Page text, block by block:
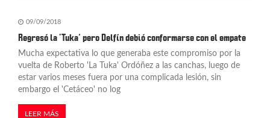
09/09/2018
Regresó la ‘Tuka’ pero Delfín debió conformarse con el empate
Mucha expectativa lo que generaba este compromiso por la
vuelta de Roberto 'La Tuka' Ordóñez a las canchas, luego de
estar varios meses fuera por una complicada lesión, sin
embargo el 'Cetáceo' no log
LEER MÁS